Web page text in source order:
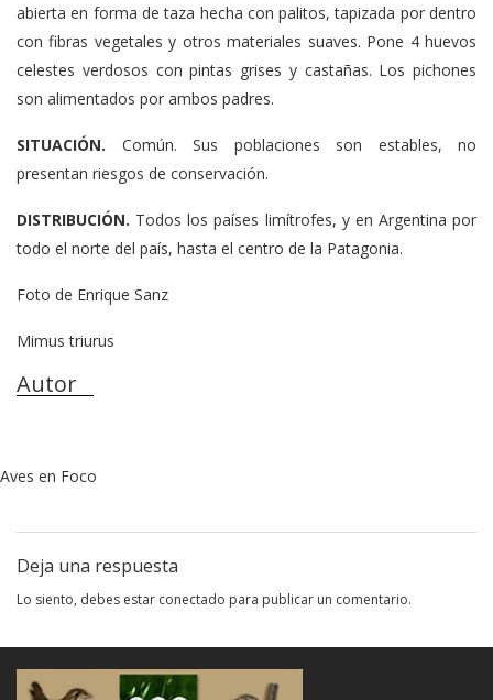
abierta en forma de taza hecha con palitos, tapizada por dentro
con fibras vegetales y otros materiales suaves. Pone 4 huevos
celestes verdosos con pintas grises y castañas. Los pichones
son alimentados por ambos padres.
SITUACIÓN. Común. Sus poblaciones son estables, no
presentan riesgos de conservación.
DISTRIBUCIÓN. Todos los países limítrofes, y en Argentina por
todo el norte del país, hasta el centro de la Patagonia.
Foto de Enrique Sanz
Mimus triurus
Autor
Aves en Foco
Deja una respuesta
Lo siento, debes estar conectado para publicar un comentario.